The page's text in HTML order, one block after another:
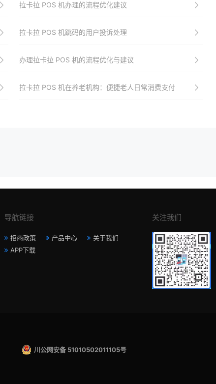
拉卡拉 POS 机办理的流程优化建议
拉卡拉 POS 机跳码的用户投诉处理
办理拉卡拉 POS 机的流程优化与建议
拉卡拉 POS 机在养老机构：便捷老人日常消费支付
导航链接
招商政策 产品中心
关于我们
APP下载
关注我们
川公网安备 51010502011105号